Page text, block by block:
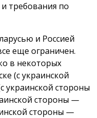
требования по
и Россией
еще ограничен.
в некоторых
(с украинской
украинской стороны
стороны —
стороны —